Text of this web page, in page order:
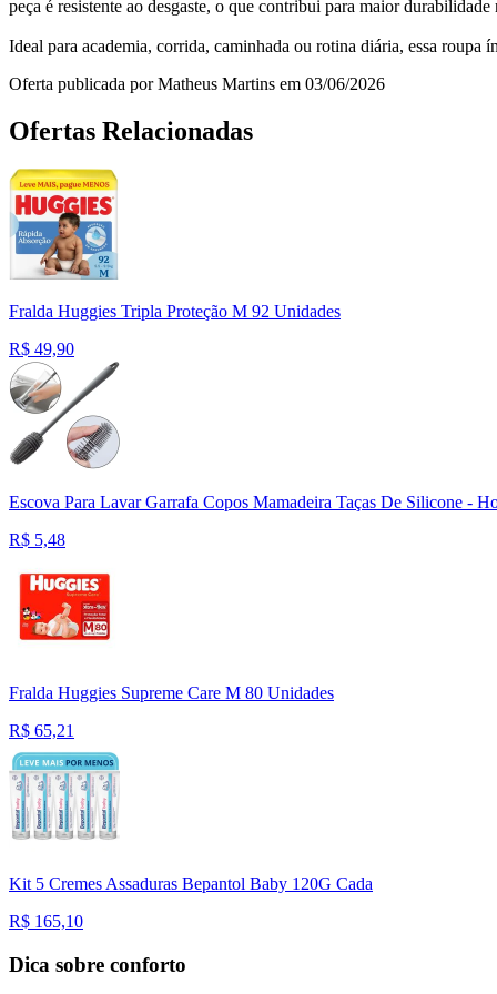
peça é resistente ao desgaste, o que contribui para maior
Ideal para academia, corrida, caminhada ou rotina diária, essa
Oferta publicada por Matheus Martins em 03/06/2026
Ofertas Relacionadas
Fralda Huggies Tripla Proteção M 92 Unidades
R$ 49,90
Escova Para Lavar Garrafa Copos Mamadeira Taças De Silicone -
R$ 5,48
Fralda Huggies Supreme Care M 80 Unidades
R$ 65,21
Kit 5 Cremes Assaduras Bepantol Baby 120G Cada
R$ 165,10
Dica sobre conforto